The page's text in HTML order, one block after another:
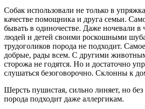
Собак использовали не только в
качестве помощника и друга семьи.
бывать в одиночестве. Даже ночевали в
людей и детей своими роскошными
трудоголиков порода не подходит.
добрые, рады всем. С другими
сторожа не годятся. Но и достаточно
слушаться безоговорочно. Склонны к
Шерсть пушистая, сильно линяет, но без
порода подходит даже аллергикам.